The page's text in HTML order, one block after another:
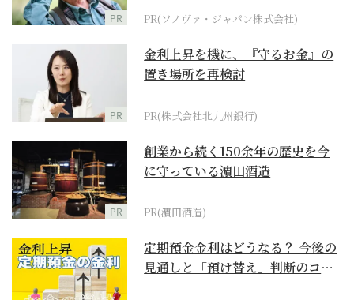
PR PR(ソノヴァ・ジャパン株式会社)
PR
金利上昇を機に、『守るお金』の
置き場所を再検討
PR(株式会社北九州銀行)
PR
創業から続く150余年の歴史を今
に守っている濵田酒造
PR(濵田酒造)
定期預金金利はどうなる？ 今後の
見通しと「預け替え」判断のコツ